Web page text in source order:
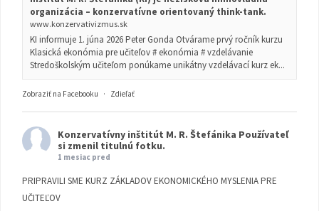
organizácia – konzervatívne orientovaný think-tank.
www.konzervativizmus.sk
KI informuje 1. júna 2026 Peter Gonda Otvárame prvý ročník kurzu
Klasická ekonómia pre učiteľov # ekonómia # vzdelávanie
Stredoškolským učiteľom ponúkame unikátny vzdelávací kurz ek...
Zobraziť na Facebooku · Zdieľať
Konzervatívny inštitút M. R. Štefánika Používateľ
si zmenil titulnú fotku.
1 mesiac pred
PRIPRAVILI SME KURZ ZÁKLADOV EKONOMICKÉHO MYSLENIA PRE
UČITEĽOV